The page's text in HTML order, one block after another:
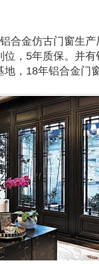
合金仿古门窗生
位，5年质保。并
，18年铝合金门